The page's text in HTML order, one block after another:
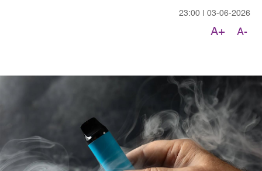
03-06-2026
23:00
A-
A+